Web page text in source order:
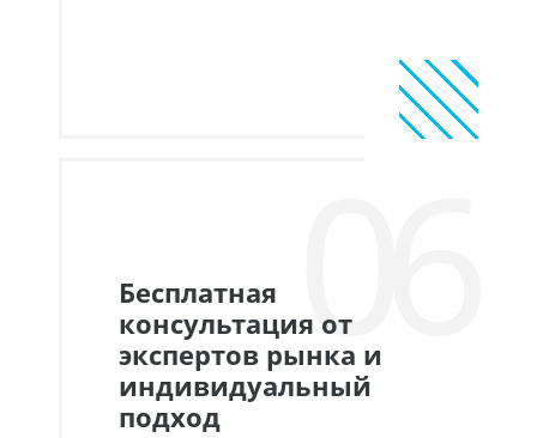
06
Бесплатная
консультация от
экспертов рынка и
индивидуальный
подход